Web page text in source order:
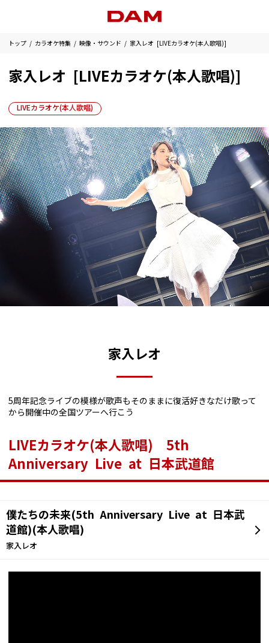
トップ カラオケ特集 映像・サウンド 家入レオ [LIVEカラオケ(本人歌唱)]
家入レオ [LIVEカラオケ(本人歌唱)]
LIVEカラオケ(本人歌唱)
家入レオ
5周年記念ライブの模様が歌声もそのままに復活好きなだけ歌って
から開催中の全国ツアーへ行こう
LIVEカラオケ(本人歌唱) 5th
Anniversary Live at 日本武道館
僕たちの未来(5th Anniversary Live at 日本武
道館)(本人歌唱)
家入レオ